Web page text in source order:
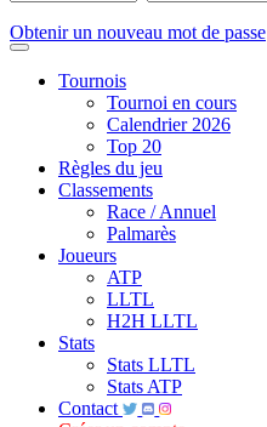
Obtenir un nouveau mot de passe
Tournois
Tournoi en cours
Calendrier 2026
Top 20
Règles du jeu
Classements
Race / Annuel
Palmarès
Joueurs
ATP
LLTL
H2H LLTL
Stats
Stats LLTL
Stats ATP
Contact